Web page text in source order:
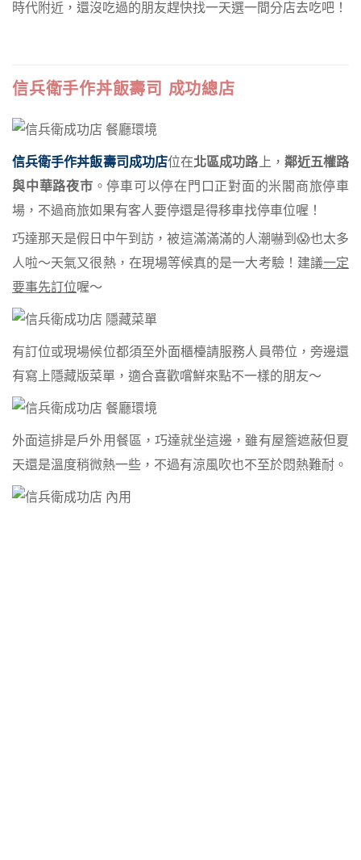
時代附近，還沒吃過的朋友趕快找一天選一間分店去吃吧！
信兵衛手作丼飯壽司 成功總店
信兵衛手作丼飯壽司成功店位在北區成功路 上， 鄰近五權路
與中華路夜市 。停車可以停在門口正對面的米閣商旅停車
場，不過商旅如果有客人要停還是得移車找停車位喔！
巧達那天是假日中午到訪，被這滿滿滿的人潮嚇到😱也太多
人啦～天氣又很熱，在現場等候真的是一大考驗！建議一定
要事先訂位喔～
有訂位或現場候位都須至外面櫃檯請服務人員帶位，旁邊還
有寫上隱藏版菜單，適合喜歡嚐鮮來點不一樣的朋友～
外面這排是戶外用餐區，巧達就坐這邊，雖有屋簷遮蔽但夏
天還是溫度稍微熱一些，不過有涼風吹也不至於悶熱難耐。